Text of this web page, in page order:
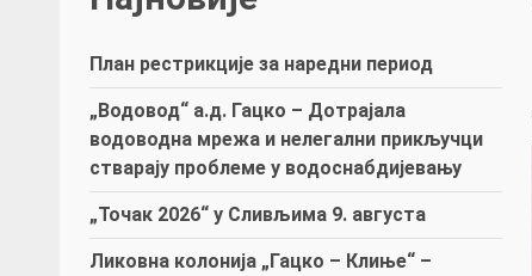
План рестрикције за наредни период
„Водовод“ а.д. Гацко – Дотрајала
водоводна мрежа и нелегални прикључци
стварају проблеме у водоснабдијевању
„Точак 2026“ у Сливљима 9. августа
Ликовна колонија „Гацко – Клиње“ –